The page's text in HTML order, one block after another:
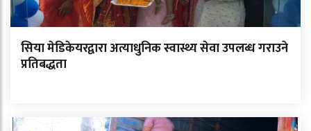
सिया मेडिकेयरद्वारा अत्याधुनिक स्वास्थ्य सेवा उपलब्ध गराउने
प्रतिबद्धता